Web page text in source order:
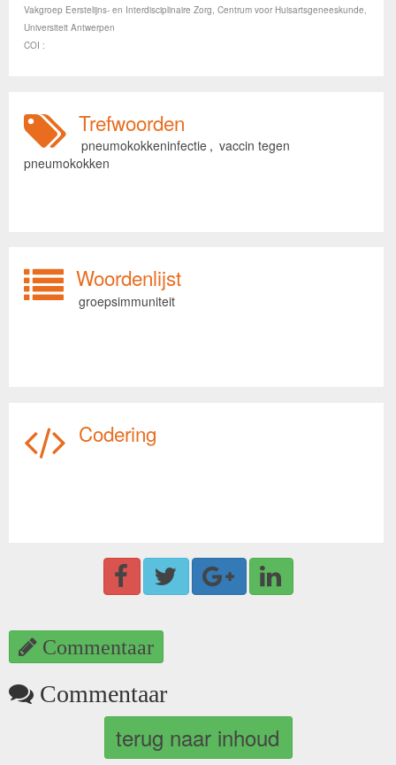
Vakgroep Eerstelijns- en Interdisciplinaire Zorg, Centrum voor Huisartsgeneeskunde,
Universiteit Antwerpen
COI :
Trefwoorden
pneumokokkeninfectie , vaccin tegen
pneumokokken
Woordenlijst
groepsimmuniteit
Codering
Commentaar
Commentaar
terug naar inhoud